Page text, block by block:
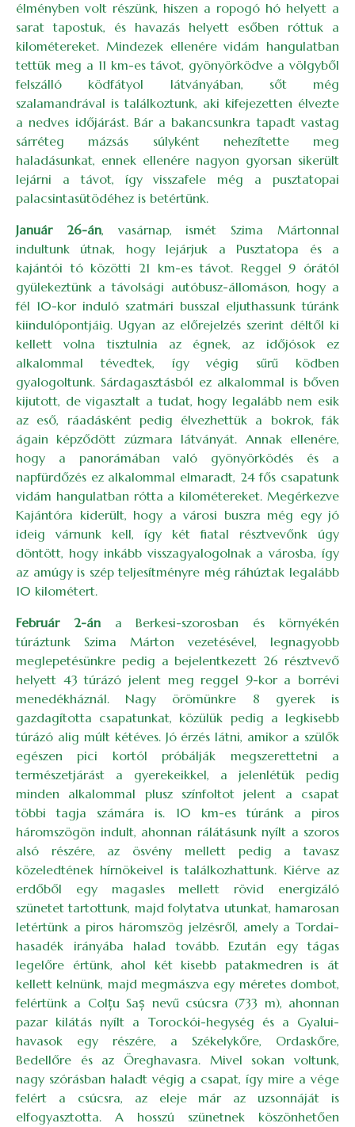
élményben volt részünk, hiszen a ropogó hó helyett a
sarat tapostuk, és havazás helyett esőben róttuk a
kilométereket. Mindezek ellenére vidám hangulatban
tettük meg a 11 km-es távot, gyönyörködve a völgyből
felszálló ködfátyol látványában, sőt még
szalamandrával is találkoztunk, aki kifejezetten élvezte
a nedves időjárást. Bár a bakancsunkra tapadt vastag
sárréteg mázsás súlyként nehezítette meg
haladásunkat, ennek ellenére nagyon gyorsan sikerült
lejárni a távot, így visszafele még a pusztatopai
palacsintasütödéhez is betértünk.
Január 26-án, vasárnap, ismét Szima Mártonnal
indultunk útnak, hogy lejárjuk a Pusztatopa és a
kajántói tó közötti 21 km-es távot. Reggel 9 órától
gyülekeztünk a távolsági autóbusz-állomáson, hogy a
fél 10-kor induló szatmári busszal eljuthassunk túránk
kiindulópontjáig. Ugyan az előrejelzés szerint déltől ki
kellett volna tisztulnia az égnek, az időjósok ez
alkalommal tévedtek, így végig sűrű ködben
gyalogoltunk. Sárdagasztásból ez alkalommal is bőven
kijutott, de vigasztalt a tudat, hogy legalább nem esik
az eső, ráadásként pedig élvezhettük a bokrok, fák
ágain képződött zúzmara látványát. Annak ellenére,
hogy a panorámában való gyönyörködés és a
napfürdőzés ez alkalommal elmaradt, 24 fős csapatunk
vidám hangulatban rótta a kilométereket. Megérkezve
Kajántóra kiderült, hogy a városi buszra még egy jó
ideig várnunk kell, így két fiatal résztvevőnk úgy
döntött, hogy inkább visszagyalogolnak a városba, így
az amúgy is szép teljesítményre még ráhúztak legalább
10 kilométert.
Február 2-ána Berkesi-szorosban és környékén
túráztunk Szima Márton vezetésével, legnagyobb
meglepetésünkre pedig a bejelentkezett 26 résztvevő
helyett 43 túrázó jelent meg reggel 9-kor a borrévi
menedékháznál. Nagy örömünkre 8 gyerek is
gazdagította csapatunkat, közülük pedig a legkisebb
túrázó alig múlt kétéves. Jó érzés látni, amikor a szülők
egészen pici kortól próbálják megszerettetni a
természetjárást a gyerekeikkel, a jelenlétük pedig
minden alkalommal plusz színfoltot jelent a csapat
többi tagja számára is. 10 km-es túránk a piros
háromszögön indult, ahonnan rálátásunk nyílt a szoros
alsó részére, az ösvény mellett pedig a tavasz
közeledtének hírnökeivel is találkozhattunk. Kiérve az
erdőből egy magasles mellett rövid energizáló
szünetet tartottunk, majd folytatva utunkat, hamarosan
letértünk a piros háromszög jelzésről, amely a Tordai-
hasadék irányába halad tovább. Ezután egy tágas
legelőre értünk, ahol két kisebb patakmedren is át
kellett kelnünk, majd megmászva egy méretes dombot,
felértünk a Colțu Saș nevű csúcsra (733 m), ahonnan
pazar kilátás nyílt a Torockói-hegység és a Gyalui-
havasok egy részére, a Székelykőre, Ordaskőre,
Bedellőre és az Öreghavasra. Mivel sokan voltunk,
nagy szórásban haladt végig a csapat, így mire a vége
felért a csúcsra, az eleje már az uzsonnáját is
elfogyasztotta. A hosszú szünetnek köszönhetően